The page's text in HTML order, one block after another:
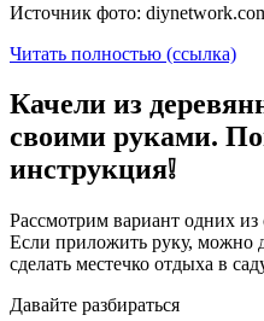
Источник фото:
Читать полностью (ссылка)
Качели из
своими руками.
инструкция❕
Рассмотрим вариант одних
Если приложить руку, можно
сделать местечко отдыха в
Давайте разбираться